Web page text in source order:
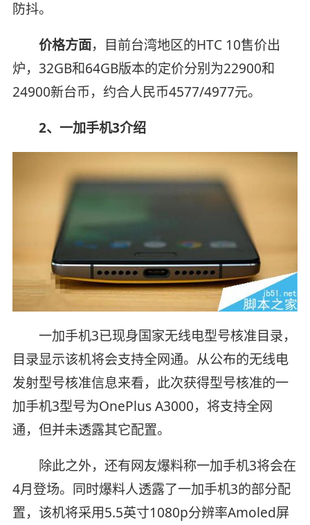
防抖。
价格方面，目前台湾地区的HTC 10售价出
炉，32GB和64GB版本的定价分别为22900和
24900新台币，约合人民币4577/4977元。
2、一加手机3介绍
一加手机3已现身国家无线电型号核准目录，
目录显示该机将会支持全网通。从公布的无线电
发射型号核准信息来看，此次获得型号核准的一
加手机3型号为OnePlus A3000，将支持全网
通，但并未透露其它配置。
除此之外，还有网友爆料称一加手机3将会在
4月登场。同时爆料人透露了一加手机3的部分配
置，该机将采用5.5英寸1080p分辨率Amoled屏